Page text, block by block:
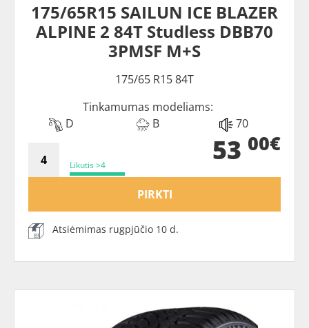
175/65R15 SAILUN ICE BLAZER
ALPINE 2 84T Studless DBB70
3PMSF M+S
175/65 R15 84T
Tinkamumas modeliams:
D
B 70
Likutis >4 53 00€
PIRKTI
Atsiėmimas rugpjūčio 10 d.